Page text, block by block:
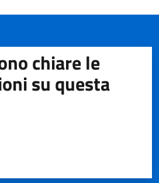
chiare le
su questa
pagina